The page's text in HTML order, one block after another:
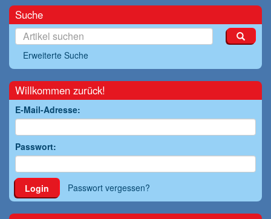
Suche
Erweiterte Suche
Willkommen zurück!
E-Mail-Adresse:
Passwort:
Login Passwort vergessen?